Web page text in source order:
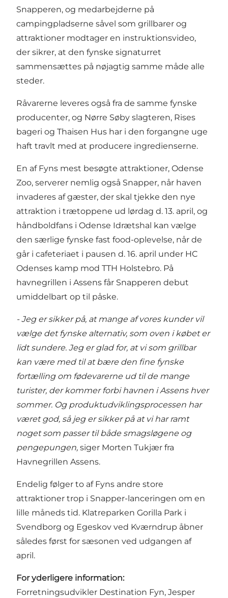
Snapperen, og medarbejderne på
campingpladserne såvel som grillbarer og
attraktioner modtager en instruktionsvideo,
der sikrer, at den fynske signaturret
sammensættes på nøjagtig samme måde alle
steder.
Råvarerne leveres også fra de samme fynske
producenter, og Nørre Søby slagteren, Rises
bageri og Thaisen Hus har i den forgangne uge
haft travlt med at producere ingredienserne.
En af Fyns mest besøgte attraktioner, Odense
Zoo, serverer nemlig også Snapper, når haven
invaderes af gæster, der skal tjekke den nye
attraktion i trætoppene ud lørdag d. 13. april, og
håndboldfans i Odense Idrætshal kan vælge
den særlige fynske fast food-oplevelse, når de
går i cafeteriaet i pausen d. 16. april under HC
Odenses kamp mod TTH Holstebro. På
havnegrillen i Assens får Snapperen debut
umiddelbart op til påske.
- Jeg er sikker på, at mange af vores kunder vil
vælge det fynske alternativ, som oven i købet er
lidt sundere. Jeg er glad for, at vi som grillbar
kan være med til at bære den fine fynske
fortælling om fødevarerne ud til de mange
turister, der kommer forbi havnen i Assens hver
sommer. Og produktudviklingsprocessen har
været god, så jeg er sikker på at vi har ramt
noget som passer til både smagsløgene og
pengepungen, siger Morten Tukjær fra
Havnegrillen Assens.
Endelig følger to af Fyns andre store
attraktioner trop i Snapper-lanceringen om en
lille måneds tid. Klatreparken Gorilla Park i
Svendborg og Egeskov ved Kværndrup åbner
således først for sæsonen ved udgangen af
april.
For yderligere information:
Forretningsudvikler Destination Fyn, Jesper